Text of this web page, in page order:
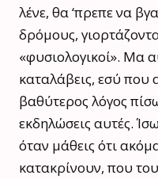
λένε, θα ‘πρεπε να
δρόμους,
«φυσιολογικοί». Μα
καταλάβεις, εσύ που
βαθύτερος λόγος
εκδηλώσεις αυτές.
όταν μάθεις ότι
κατακρίνουν, που